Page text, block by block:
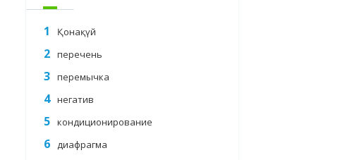
Қонақүй
перечень
перемычка
негатив
кондиционирование
диафрагма